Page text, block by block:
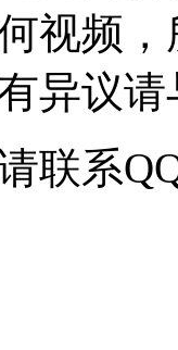
视频
异议
联系